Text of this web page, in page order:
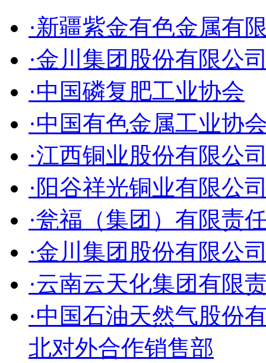
·新疆紫金有色金属有
·金川集团股份有限公
·中国磷复肥工业协会
·中国有色金属工业协
·江西铜业股份有限公
·阳谷祥光铜业有限公
·瓮福（集团）有限责
·金川集团股份有限公
·云南云天化集团有限
·中国石油天然气股份
北对外合作销售部